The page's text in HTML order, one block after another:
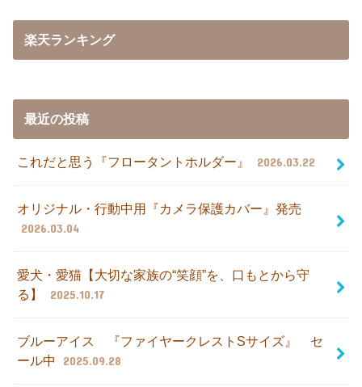
楽天ランキング
最近の投稿
これだと思う『フロータントホルダー』 2026.03.22
オリジナル・行動中用『カメラ保護カバー』発売
2026.03.04
愛犬・愛猫【大切な家族の“笑顔”を、口もとから守
る】
2025.10.17
ブルーアイス 『ファイヤークレストSサイズ』 セ
ール中
2025.09.28